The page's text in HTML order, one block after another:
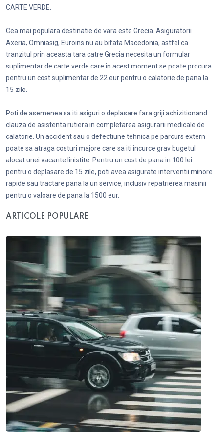
CARTE VERDE.
Cea mai populara destinatie de vara este Grecia. Asiguratorii
Axeria, Omniasig, Euroins nu au bifata Macedonia, astfel ca
tranzitul prin aceasta tara catre Grecia necesita un formular
suplimentar de carte verde care in acest moment se poate procura
pentru un cost suplimentar de 22 eur pentru o calatorie de pana la
15 zile.
Poti de asemenea sa iti asiguri o deplasare fara griji achizitionand
clauza de asistenta rutiera in completarea asigurarii medicale de
calatorie. Un accident sau o defectiune tehnica pe parcurs extern
poate sa atraga costuri majore care sa iti incurce grav bugetul
alocat unei vacante linistite. Pentru un cost de pana in 100 lei
pentru o deplasare de 15 zile, poti avea asigurate interventii minore
rapide sau tractare pana la un service, inclusiv repatrierea masinii
pentru o valoare de pana la 1500 eur.
ARTICOLE POPULARE